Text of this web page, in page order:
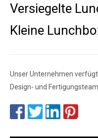
Versiegelte
Kleine
Unser Unternehmen
Design- und